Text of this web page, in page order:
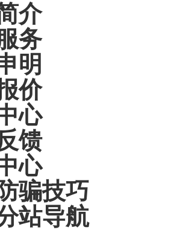
介
务
明
价
心
馈
心
骗技巧
站导航